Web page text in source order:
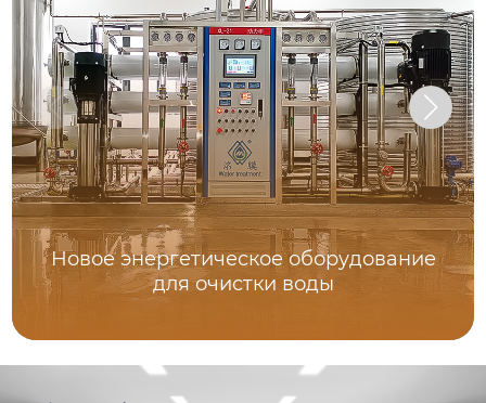
Новое энергетическое оборудование
для очистки воды